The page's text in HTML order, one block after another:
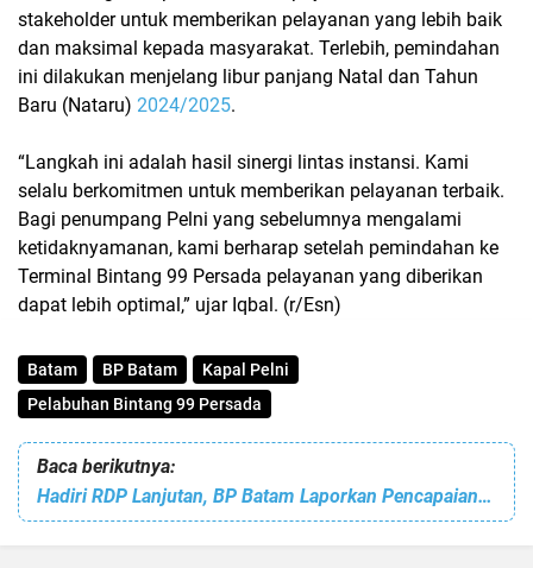
stakeholder untuk memberikan pelayanan yang lebih baik
dan maksimal kepada masyarakat. Terlebih, pemindahan
ini dilakukan menjelang libur panjang Natal dan Tahun
Baru (Nataru) 2024/2025.
“Langkah ini adalah hasil sinergi lintas instansi. Kami
selalu berkomitmen untuk memberikan pelayanan terbaik.
Bagi penumpang Pelni yang sebelumnya mengalami
ketidaknyamanan, kami berharap setelah pemindahan ke
Terminal Bintang 99 Persada pelayanan yang diberikan
dapat lebih optimal,” ujar Iqbal. (r/Esn)
Batam BP Batam
Kapal Pelni
Pelabuhan Bintang 99 Persada
Baca berikutnya:
Hadiri RDP Lanjutan, BP Batam Laporkan Pencapaian Kinerja dan Rencana Pengembangan Batam